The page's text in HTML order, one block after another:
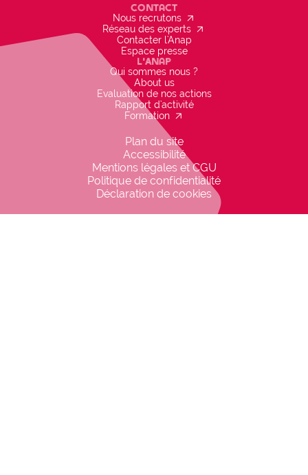
Contact
Nous recrutons arrow_outward
Réseau des experts arrow_outward
Contacter l'Anap
Espace presse
L'Anap
Qui sommes nous ?
About us
Evaluation de nos actions
Rapport d'activité
Formation arrow_outward
Plan du site
Accessibilité
Mentions légales et CGU
Politique de confidentialité
Déclaration de cookies